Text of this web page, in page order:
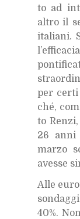
to ad
al­tro il
ita­lia­ni.
per
ché,
to
26 anni
mar­zo
aves­se
Alle
40%.